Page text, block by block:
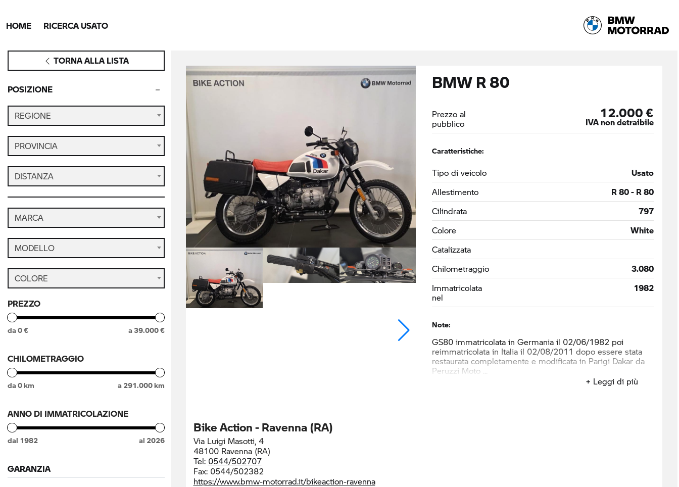
HOME RICERCA USATO
TORNA ALLA LISTA
POSIZIONE
REGIONE
PROVINCIA
DISTANZA
MARCA
MODELLO
COLORE
PREZZO
da0€ a39.000€
CHILOMETRAGGIO
da0km a 291.000km
ANNO DI IMMATRICOLAZIONE
dal 1982 al 2026
GARANZIA
Bike Action - Ravenna (RA)
Via Luigi Masotti, 4
48100 Ravenna (RA)
Tel: 0544/502707
Fax:0544/502382
https://www.bmw-motorrad.it/bikeaction-ravenna
BMW R 80
Prezzo al
pubblico
12.000 €
IVA non detraibile
Caratteristiche:
Tipo di veicolo
Usato
Allestimento
R 80 - R 80
Cilindrata
797
Colore
White
Catalizzata
Chilometraggio
3.080
Immatricolata
nel
1982
Note:
GS80 immatricolata in Germania il 02/06/1982 poi
reimmatricolata in Italia il 02/08/2011 dopo essere stata
restaurata completamente e modificata in Parigi Dakar da
Peruzzi Moto
+ Leggi di più